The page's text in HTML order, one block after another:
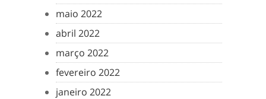
maio 2022
abril 2022
março 2022
fevereiro 2022
janeiro 2022